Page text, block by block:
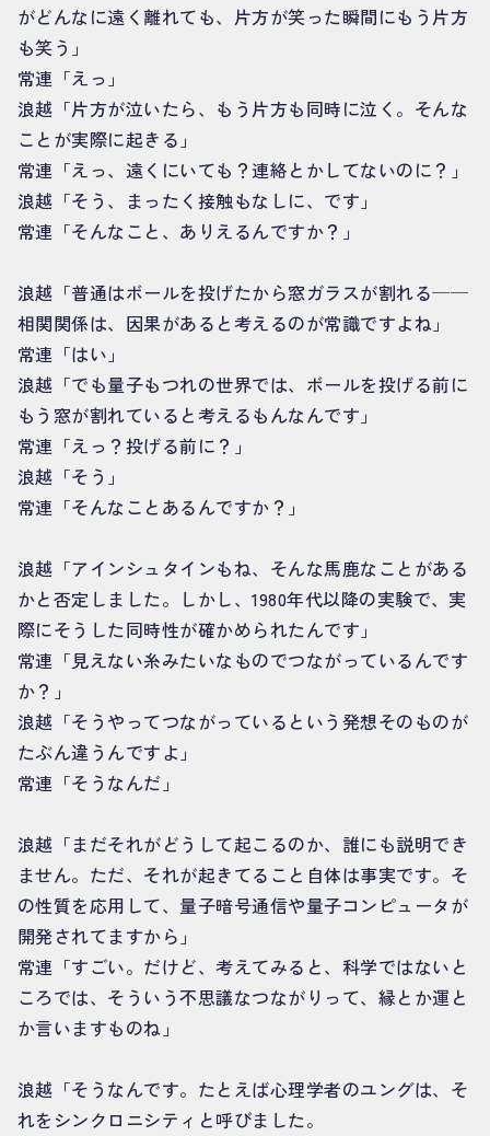
がどんなに遠く離れても、片方が笑った瞬間にもう片方
も笑う」
常連「えっ」
浪越「片方が泣いたら、もう片方も同時に泣く。そんな
ことが実際に起きる」
常連「えっ、遠くにいても？連絡とかしてないのに？」
浪越「そう、まったく接触もなしに、です」
常連「そんなこと、ありえるんですか？」
浪越「普通はボールを投げたから窓ガラスが割れる──
相関関係は、因果があると考えるのが常識ですよね」
常連「はい」
浪越「でも量子もつれの世界では、ボールを投げる前に
もう窓が割れていると考えるもんなんです」
常連「えっ？投げる前に？」
浪越「そう」
常連「そんなことあるんですか？」
浪越「アインシュタインもね、そんな馬鹿なことがある
かと否定しました。しかし、1980年代以降の実験で、実
際にそうした同時性が確かめられたんです」
常連「見えない糸みたいなものでつながっているんです
か？」
浪越「そうやってつながっているという発想そのものが
たぶん違うんですよ」
常連「そうなんだ」
浪越「まだそれがどうして起こるのか、誰にも説明でき
ません。ただ、それが起きてること自体は事実です。そ
の性質を応用して、量子暗号通信や量子コンピュータが
開発されてますから」
常連「すごい。だけど、考えてみると、科学ではないと
ころでは、そういう不思議なつながりって、縁とか運と
か言いますものね」
浪越「そうなんです。たとえば心理学者のユングは、そ
れをシンクロニシティと呼びました。